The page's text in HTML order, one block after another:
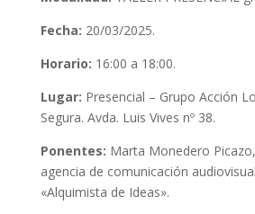
Fecha: 20/03/2025.
Horario: 16:00 a 18:00.
Lugar: Presencial – Grupo Acción
Segura. Avda. Luis Vives nº 38.
Ponentes: Marta Monedero
agencia de comunicación
«Alquimista de Ideas».